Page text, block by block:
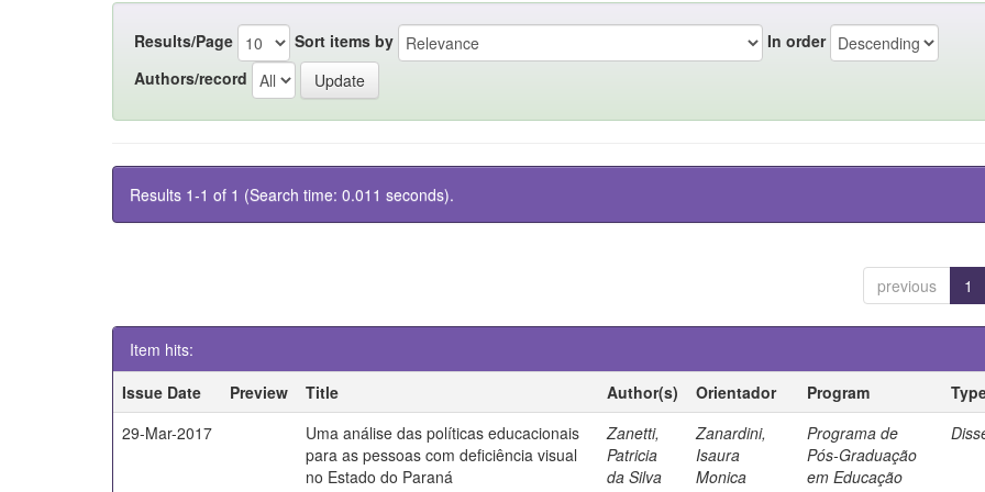
Results/Page Sort items by
In order
Authors/record
Results 1-1 of 1 (Search time: 0.011 seconds).
previous 1
Item hits:
Issue Date
Preview Title Author(s) Orientador Program
29-Mar-2017
Uma análise das políticas educacionais
para as pessoas com deficiência visual
no Estado do Paraná
Zanetti,
Patricia
da Silva
Zanardini,
Isaura
Monica
Programa de
Pós-Graduação
em Educação